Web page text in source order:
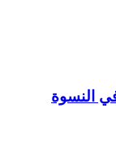
النسوة